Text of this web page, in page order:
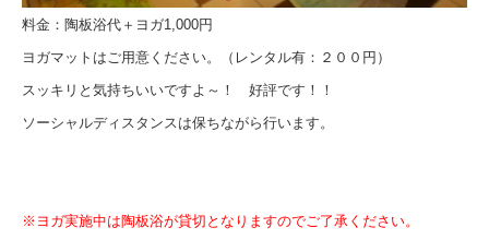
料金：陶板浴代＋ヨガ1,000円
ヨガマットはご用意ください。（レンタル有：２００円）
スッキリと気持ちいいですよ～！ 好評です！！
ソーシャルディスタンスは保ちながら行います。
※ヨガ実施中は陶板浴が貸切となりますのでご了承ください。